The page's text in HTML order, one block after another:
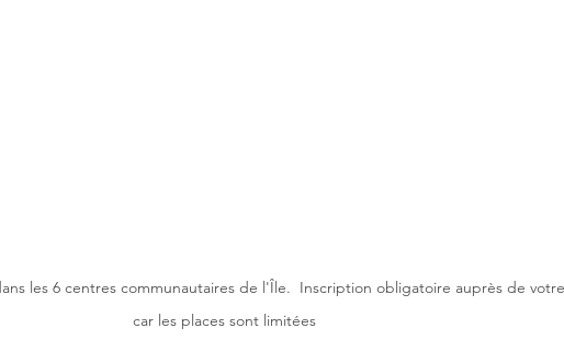
les 6 centres communautaires de l'Île.  Inscription obligatoire auprès de
car les places sont limitées